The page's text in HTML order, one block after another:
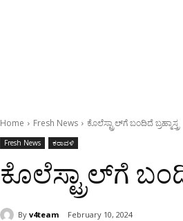
Home Fresh News ಕೊಲೆಸ್ಟ್ರಾಲ್‍ಗೆ ಬಂದಿದೆ ಬ್ರಹ್ಮಾಸ್ತ್ರ
Fresh News ಕರಾವಳಿ
ಕೊಲೆಸ್ಟ್ರಾಲ್‍ಗೆ
By v4team February 10, 2024